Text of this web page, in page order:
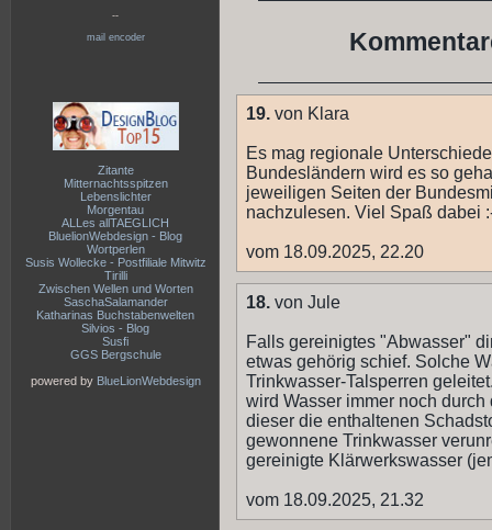
--
mail encoder
Zitante
Mitternachtsspitzen
Lebenslichter
Morgentau
ALLes allTAEGLICH
BluelionWebdesign - Blog
Wortperlen
Susis Wollecke - Postfiliale Mitwitz
Tirilli
Zwischen Wellen und Worten
SaschaSalamander
Katharinas Buchstabenwelten
Silvios - Blog
Susfi
GGS Bergschule
powered by BlueLionWebdesign
19. von Klara
Es mag regionale
Bundesländern wird es so
jeweiligen Seiten der
nachzulesen. Viel Spaß dabei
vom 18.09.2025, 22.20
18. von Jule
Falls gereinigtes "Abwasser"
etwas gehörig schief. Solche
Trinkwasser-Talsperren
wird Wasser immer noch
dieser die enthaltenen
gewonnene Trinkwasser
gereinigte Klärwerkswasser
vom 18.09.2025, 21.32